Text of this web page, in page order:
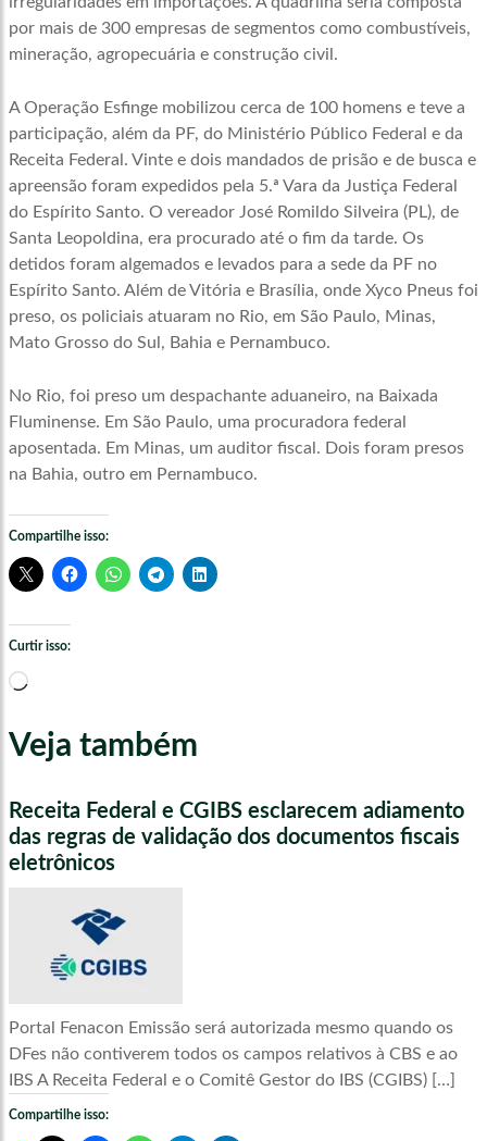
por mais de 300 empresas de segmentos como combustíveis,
mineração, agropecuária e construção civil.
A Operação Esfinge mobilizou cerca de 100 homens e teve a
participação, além da PF, do Ministério Público Federal e da
Receita Federal. Vinte e dois mandados de prisão e de busca e
apreensão foram expedidos pela 5.ª Vara da Justiça Federal
do Espírito Santo. O vereador José Romildo Silveira (PL), de
Santa Leopoldina, era procurado até o fim da tarde. Os
detidos foram algemados e levados para a sede da PF no
Espírito Santo. Além de Vitória e Brasília, onde Xyco Pneus foi
preso, os policiais atuaram no Rio, em São Paulo, Minas,
Mato Grosso do Sul, Bahia e Pernambuco.
No Rio, foi preso um despachante aduaneiro, na Baixada
Fluminense. Em São Paulo, uma procuradora federal
aposentada. Em Minas, um auditor fiscal. Dois foram presos
na Bahia, outro em Pernambuco.
Compartilhe isso:
Curtir isso:
Carregando...
Veja também
Receita Federal e CGIBS esclarecem adiamento
das regras de validação dos documentos fiscais
eletrônicos
Portal Fenacon Emissão será autorizada mesmo quando os
DFes não contiverem todos os campos relativos à CBS e ao
IBS A Receita Federal e o Comitê Gestor do IBS (CGIBS) […]
Compartilhe isso: